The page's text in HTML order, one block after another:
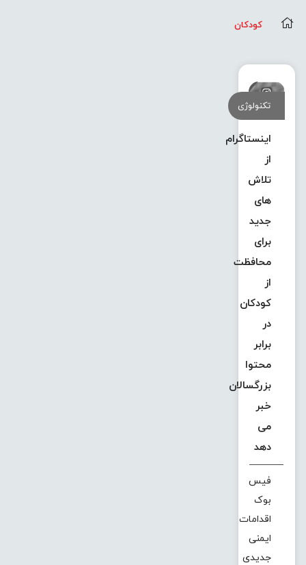
کودکان
تکنولوژی
اینستاگرام
از
تلاش
های
جدید
برای
محافظت
از
کودکان
در
برابر
محتوا
بزرگسالان
خبر
می
دهد
فیس
بوک
اقدامات
ایمنی
جدیدی